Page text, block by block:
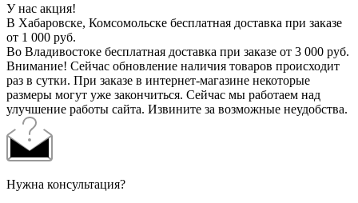
У нас акция!
В Хабаровске, Комсомольске бесплатная доставка при заказе
от 1 000 руб.
Во Владивостоке бесплатная доставка при заказе от 3 000 руб.
Внимание! Сейчас обновление наличия товаров происходит
раз в сутки. При заказе в интернет-магазине некоторые
размеры могут уже закончиться. Сейчас мы работаем над
улучшение работы сайта. Извините за возможные неудобства.
Нужна консультация?